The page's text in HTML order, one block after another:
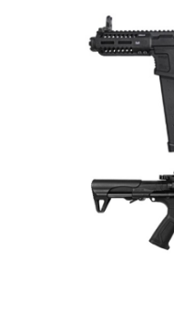
台灣樂天信用卡公司
【關於「AFTEE先享後付」】
AFTEE先享後付是「在收到商
１．簡單：不需註冊會員、不
２．便利：只要手機號碼，簡
３．安心：先確認商品／服務
【「AFTEE先享後付」結帳流
１．於結帳方式選擇「AFTEE
結帳頁面，進行簡訊認證並確
２．訂單成立數日內，您將收
３．收到繳費通知簡訊後14天
ATM／網路銀行／等多元方式
※ 請注意：結帳手續完成當下
購買商品的店家。未經商家同
※ 交易是否成功請以「AFTEE
是否繳費成功／繳費後需取消
https://
每筆NT$200，滿